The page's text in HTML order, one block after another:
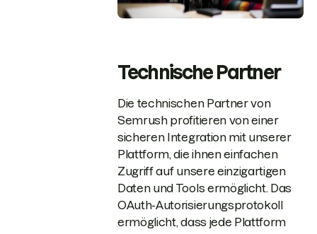
Technische Partner
Die technischen Partner von
Semrush profitieren von einer
sicheren Integration mit unserer
Plattform, die ihnen einfachen
Zugriff auf unsere einzigartigen
Daten und Tools ermöglicht. Das
OAuth-Autorisierungsprotokoll
ermöglicht, dass jede Plattform